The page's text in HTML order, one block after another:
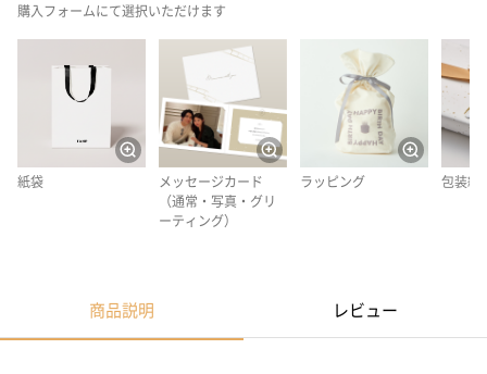
購入フォームにて選択いただけます
紙袋
メッセージカード
（通常・写真・グリ
ーティング）
ラッピング 包装紙
商品説明 レビュー